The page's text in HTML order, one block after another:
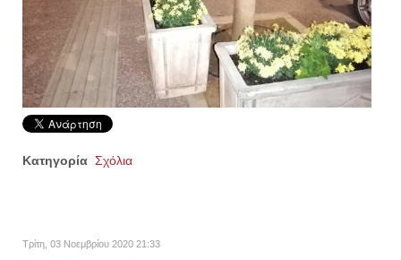
Κατηγορία Σχόλια
Τρίτη, 03 Νοεμβρίου 2020 21:33